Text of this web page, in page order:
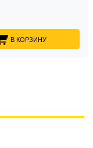
В КОРЗИНУ